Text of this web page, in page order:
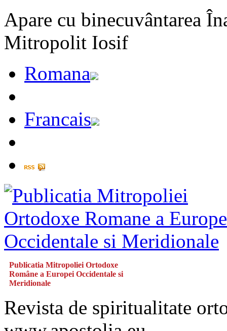
Apare cu binecuvântarea
Mitropolit Iosif
Romana
Francais
Publicatia Mitropoliei Ortodoxe
Române a Europei Occidentale si
Meridionale
Revista de spiritualitate